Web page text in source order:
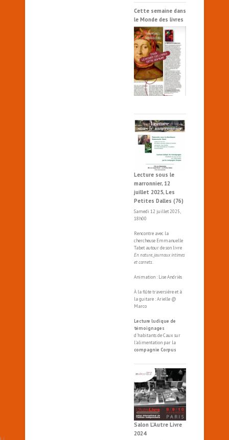
Cette semaine dans
le Monde des livres
Lecture sous le
marronnier, 12
juillet 2025, Les
Petites Dalles (76)
Samedi 12 juillet 2025,
18h00
Rencontre avec la
chercheuse Emmanuelle
Tabet autour de son livre
En nature, journaux intimes
et carnets
Animation : Lise Andriès
À la flûte traversière et à
la guitare : Arielle @
Marco
Lecture ludique de
témoignages
d'habitants de Caux sur
l'alimentation par la
compagnie Corpus
Salon L’Autre Livre
2024